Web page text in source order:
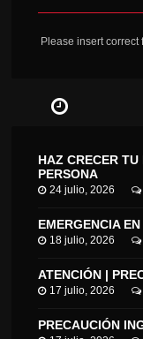
Please insert
HAZ CRECER
PERSONA
24 julio, 2026
EMERGENCIA
18 julio, 2026
ATENCIÓN |
17 julio, 2026
PRECAUCIÓN